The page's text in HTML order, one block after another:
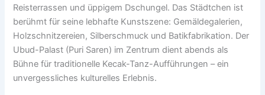
Reisterrassen und üppigem Dschungel. Das Städtchen ist
berühmt für seine lebhafte Kunstszene: Gemäldegalerien,
Holzschnitzereien, Silberschmuck und Batikfabrikation. Der
Ubud-Palast (Puri Saren) im Zentrum dient abends als
Bühne für traditionelle Kecak-Tanz-Aufführungen – ein
unvergessliches kulturelles Erlebnis.